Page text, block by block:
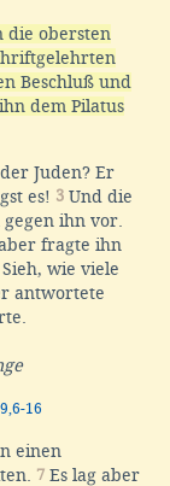
die obersten
Beschluß und
dem Pilatus
Juden? Er
es! 3 Und die
ihn vor.
fragte ihn
wie viele
antwortete
16
einen
7 Es lag aber